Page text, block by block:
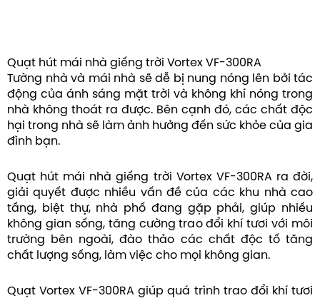
Quạt hút mái nhà giếng trời Vortex VF-300RA
Tường nhà và mái nhà sẽ dễ bị nung nóng lên bởi tác
động của ánh sáng mặt trời và không khí nóng trong
nhà không thoát ra được. Bên cạnh đó, các chất độc
hại trong nhà sẽ làm ảnh hưởng đến sức khỏe của gia
đình bạn.
Quạt hút mái nhà giếng trời Vortex VF-300RA ra đời,
giải quyết được nhiều vấn đề của các khu nhà cao
tầng, biệt thự, nhà phố đang gặp phải, giúp nhiều
không gian sống, tăng cường trao đổi khí tươi với môi
trường bên ngoài, đào thảo các chất độc tố tăng
chất lượng sống, làm việc cho mọi không gian.
Quạt Vortex VF-300RA giúp quá trình trao đổi khí tươi